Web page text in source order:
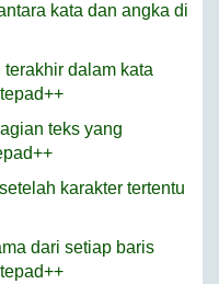
kata dan angka di
dalam kata
teks yang
karakter tertentu
dari setiap baris